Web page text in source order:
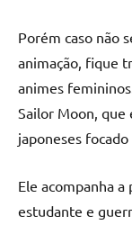
Porém caso não
animação, fique
animes
Sailor Moon, que
japoneses
Ele acompanha
estudante e